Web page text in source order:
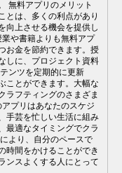
無料アプリのメリット
とは、多くの利点があり
向上させる機会を提供し
や書籍よりも無料アプ
お金を節約できます。授
しに、プロジェクト資料
ンツを定期的に更新
ことができます。大幅な
ラフティングのさまざま
プリはあなたのスケジ
手芸を忙しい生活に組み
最適なタイミングでクラ
より、自分のペースで
時間をかけることができ
ンスよくする人にとって